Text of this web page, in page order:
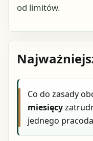
od limitów.
Co do zasady
miesięcy
jednego